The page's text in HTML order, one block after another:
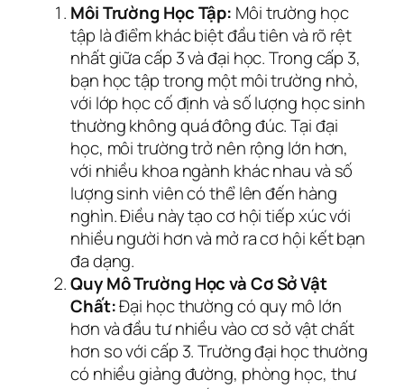
Môi Trường Học Tập: Môi trường học
tập là điểm khác biệt đầu tiên và rõ rệt
nhất giữa cấp 3 và đại học. Trong cấp 3,
bạn học tập trong một môi trường nhỏ,
với lớp học cố định và số lượng học sinh
thường không quá đông đúc. Tại đại
học, môi trường trở nên rộng lớn hơn,
với nhiều khoa ngành khác nhau và số
lượng sinh viên có thể lên đến hàng
nghìn. Điều này tạo cơ hội tiếp xúc với
nhiều người hơn và mở ra cơ hội kết bạn
đa dạng.
Quy Mô Trường Học và Cơ Sở Vật
Chất:Đại học thường có quy mô lớn
hơn và đầu tư nhiều vào cơ sở vật chất
hơn so với cấp 3. Trường đại học thường
có nhiều giảng đường, phòng học, thư